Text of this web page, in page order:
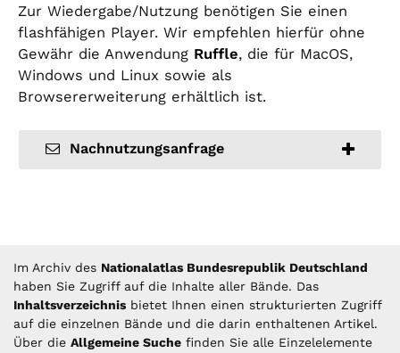
Zur Wiedergabe/Nutzung benötigen Sie einen
flashfähigen Player. Wir empfehlen hierfür ohne
Gewähr die Anwendung Ruffle, die für MacOS,
Windows und Linux sowie als
Browsererweiterung erhältlich ist.
Nachnutzungsanfrage
Im Archiv des Nationalatlas Bundesrepublik Deutschland
haben Sie Zugriff auf die Inhalte aller Bände. Das
Inhaltsverzeichnis bietet Ihnen einen strukturierten Zugriff
auf die einzelnen Bände und die darin enthaltenen Artikel.
Über die Allgemeine Suche finden Sie alle Einzelelemente